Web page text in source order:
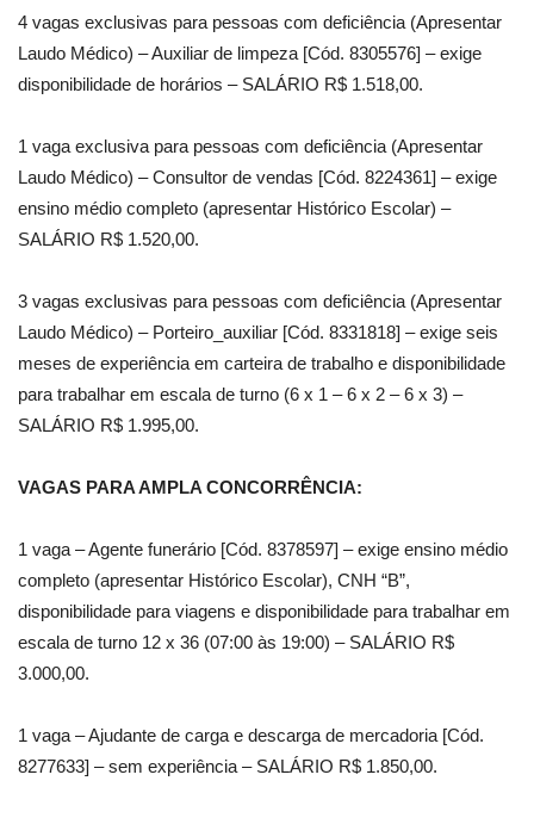
4 vagas exclusivas para pessoas com deficiência (Apresentar
Laudo Médico) – Auxiliar de limpeza [Cód. 8305576] – exige
disponibilidade de horários – SALÁRIO R$ 1.518,00.
1 vaga exclusiva para pessoas com deficiência (Apresentar
Laudo Médico) – Consultor de vendas [Cód. 8224361] – exige
ensino médio completo (apresentar Histórico Escolar) –
SALÁRIO R$ 1.520,00.
3 vagas exclusivas para pessoas com deficiência (Apresentar
Laudo Médico) – Porteiro_auxiliar [Cód. 8331818] – exige seis
meses de experiência em carteira de trabalho e disponibilidade
para trabalhar em escala de turno (6 x 1 – 6 x 2 – 6 x 3) –
SALÁRIO R$ 1.995,00.
VAGAS PARA AMPLA CONCORRÊNCIA:
1 vaga – Agente funerário [Cód. 8378597] – exige ensino médio
completo (apresentar Histórico Escolar), CNH “B”,
disponibilidade para viagens e disponibilidade para trabalhar em
escala de turno 12 x 36 (07:00 às 19:00) – SALÁRIO R$
3.000,00.
1 vaga – Ajudante de carga e descarga de mercadoria [Cód.
8277633] – sem experiência – SALÁRIO R$ 1.850,00.